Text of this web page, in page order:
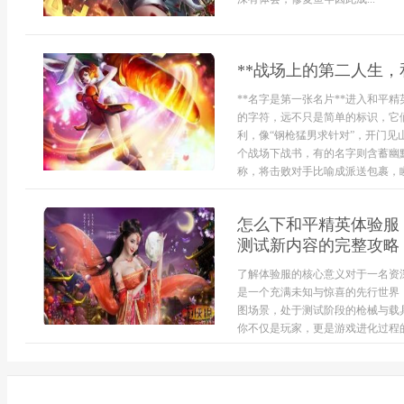
**战场上的第二人生
**名字是第一张名片**进入和平精
的字符，远不只是简单的标识，
利，像“钢枪猛男求针对”，开门
个战场下战书，有的名字则含蓄
称，将击败对手比喻成派送包裹，
怎么下和平精英体验
测试新内容的完整攻略
了解体验服的核心意义对于一名
是一个充满未知与惊喜的先行世
图场景，处于测试阶段的枪械与
你不仅是玩家，更是游戏进化过程